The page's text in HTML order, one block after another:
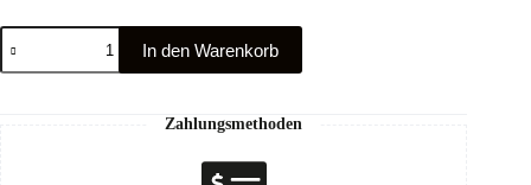
In den Warenkorb
Zahlungsmethoden